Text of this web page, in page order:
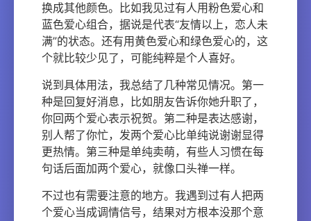
换成其他颜色。比如我见过有人用粉色爱心和
蓝色爱心组合，据说是代表“友情以上，恋人未
满”的状态。还有用黄色爱心和绿色爱心的，这
个就比较少见了，可能纯粹是个人喜好。
说到具体用法，我总结了几种常见情况。第一
种是回复好消息，比如朋友告诉你她升职了，
你回两个爱心表示祝贺。第二种是表达感谢，
别人帮了你忙，发两个爱心比单纯说谢谢显得
更热情。第三种是单纯卖萌，有些人习惯在每
句话后面加两个爱心，就像口头禅一样。
不过也有需要注意的地方。我遇到过有人把两
个爱心当成调情信号，结果对方根本没那个意